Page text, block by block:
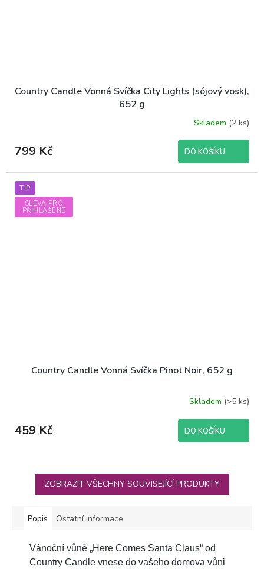
Country Candle Vonná Svíčka City Lights (sójový vosk),
652 g
Skladem (2 ks)
799 Kč DO KOŠÍKU
TIP
SLEVA PRO
PŘIHLÁŠENÉ
Country Candle Vonná Svíčka Pinot Noir, 652 g
Skladem (>5 ks)
459 Kč DO KOŠÍKU
ZOBRAZIT VŠECHNY SOUVISEJÍCÍ PRODUKTY
Popis Ostatní informace
Vánoční vůně „Here Comes Santa Claus“ od
Country Candle vnese do vašeho domova vůni